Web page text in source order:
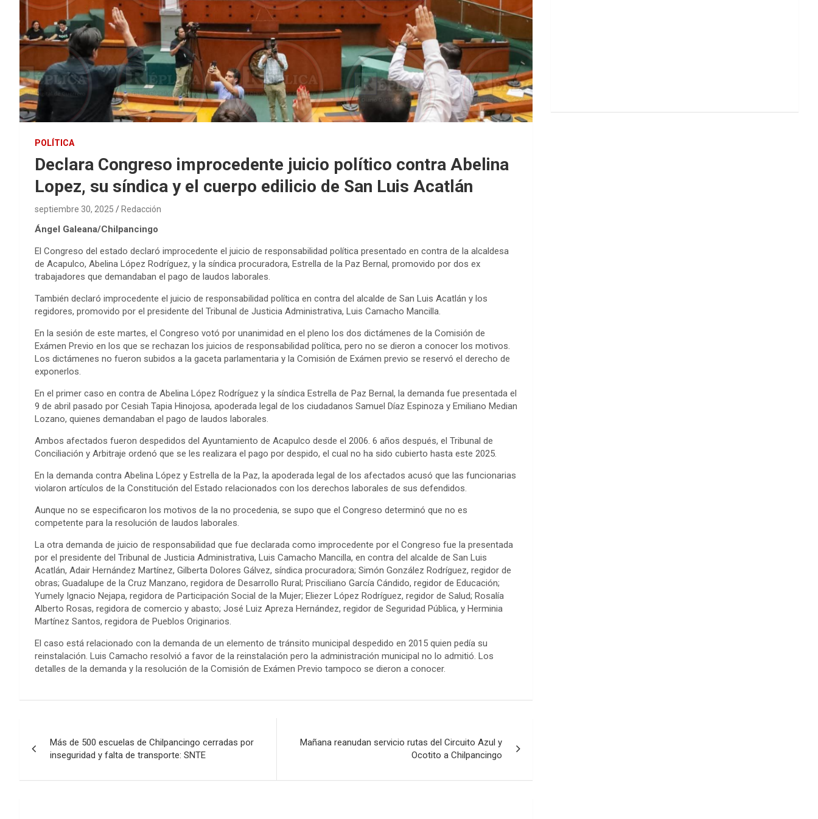
POLÍTICA
Declara Congreso improcedente juicio político contra Abelina
Lopez, su síndica y el cuerpo edilicio de San Luis Acatlán
septiembre 30, 2025 Redacción
Ángel Galeana/Chilpancingo
El Congreso del estado declaró improcedente el juicio de responsabilidad política presentado en contra de la alcaldesa
de Acapulco, Abelina López Rodríguez, y la síndica procuradora, Estrella de la Paz Bernal, promovido por dos ex
trabajadores que demandaban el pago de laudos laborales.
También declaró improcedente el juicio de responsabilidad política en contra del alcalde de San Luis Acatlán y los
regidores, promovido por el presidente del Tribunal de Justicia Administrativa, Luis Camacho Mancilla.
En la sesión de este martes, el Congreso votó por unanimidad en el pleno los dos dictámenes de la Comisión de
Exámen Previo en los que se rechazan los juicios de responsabilidad política, pero no se dieron a conocer los motivos.
Los dictámenes no fueron subidos a la gaceta parlamentaria y la Comisión de Exámen previo se reservó el derecho de
exponerlos.
En el primer caso en contra de Abelina López Rodríguez y la síndica Estrella de Paz Bernal, la demanda fue presentada el
9 de abril pasado por Cesiah Tapia Hinojosa, apoderada legal de los ciudadanos Samuel Díaz Espinoza y Emiliano Median
Lozano, quienes demandaban el pago de laudos laborales.
Ambos afectados fueron despedidos del Ayuntamiento de Acapulco desde el 2006. 6 años después, el Tribunal de
Conciliación y Arbitraje ordenó que se les realizara el pago por despido, el cual no ha sido cubierto hasta este 2025.
En la demanda contra Abelina López y Estrella de la Paz, la apoderada legal de los afectados acusó que las funcionarias
violaron artículos de la Constitución del Estado relacionados con los derechos laborales de sus defendidos.
Aunque no se especificaron los motivos de la no procedenia, se supo que el Congreso determinó que no es
competente para la resolución de laudos laborales.
La otra demanda de juicio de responsabilidad que fue declarada como improcedente por el Congreso fue la presentada
por el presidente del Tribunal de Justicia Administrativa, Luis Camacho Mancilla, en contra del alcalde de San Luis
Acatlán, Adair Hernández Martínez, Gilberta Dolores Gálvez, síndica procuradora; Simón González Rodríguez, regidor de
obras; Guadalupe de la Cruz Manzano, regidora de Desarrollo Rural; Prisciliano García Cándido, regidor de Educación;
Yumely Ignacio Nejapa, regidora de Participación Social de la Mujer; Eliezer López Rodríguez, regidor de Salud; Rosalía
Alberto Rosas, regidora de comercio y abasto; José Luiz Apreza Hernández, regidor de Seguridad Pública, y Herminia
Martínez Santos, regidora de Pueblos Originarios.
El caso está relacionado con la demanda de un elemento de tránsito municipal despedido en 2015 quien pedía su
reinstalación. Luis Camacho resolvió a favor de la reinstalación pero la administración municipal no lo admitió. Los
detalles de la demanda y la resolución de la Comisión de Exámen Previo tampoco se dieron a conocer.
de
entradas
Más de 500 escuelas de Chilpancingo cerradas por
inseguridad y falta de transporte: SNTE
Mañana reanudan servicio rutas del Circuito Azul y
Ocotito a Chilpancingo